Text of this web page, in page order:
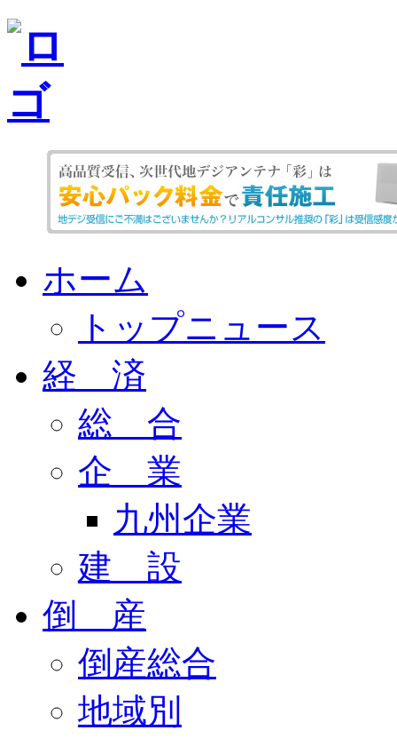
ホーム
トップニュース
経 済
総 合
企 業
九州企業
建 設
倒 産
倒産総合
地域別